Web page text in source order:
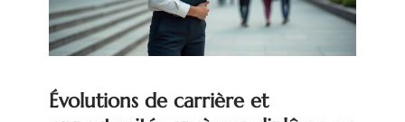
Évolutions de carrière et